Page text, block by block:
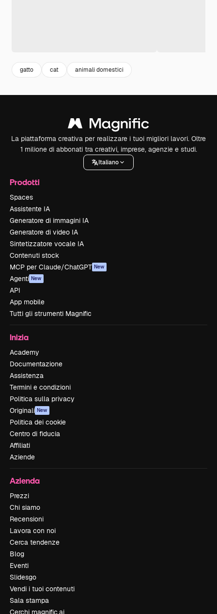
gatto cat animali domestici
La piattaforma creativa per realizzare i tuoi migliori lavori. Oltre
1 milione di abbonati tra creativi, imprese, agenzie e studi.
Italiano
Prodotti
Spaces
Assistente IA
Generatore di immagini IA
Generatore di video IA
Sintetizzatore vocale IA
Contenuti stock
MCP per Claude/ChatGPT New
Agenti New
API
App mobile
Tutti gli strumenti Magnific
Inizia
Academy
Documentazione
Assistenza
Termini e condizioni
Politica sulla privacy
Originali New
Politica dei cookie
Centro di fiducia
Affiliati
Aziende
Azienda
Prezzi
Chi siamo
Recensioni
Lavora con noi
Cerca tendenze
Blog
Eventi
Slidesgo
Vendi i tuoi contenuti
Sala stampa
Cerchi magnific.ai